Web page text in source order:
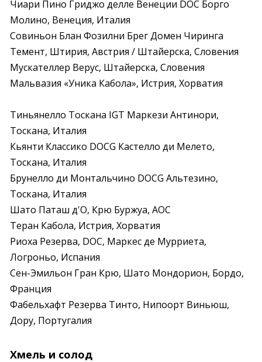
Чиари Пино Гриджо делле Венеции DOC Борго
Молино, Венеция, Италия
Совиньон Блан Фозилни Брег Домен Чиринга
Темент, Штирия, Австрия / Штайерска, Словения
Мускателлер Верус, Штайерска, Словения
Мальвазия «Уника Кабола», Истрия, Хорватия
Тиньянелло Тоскана IGT Маркези Антинори,
Тоскана, Италия
Кьянти Классико DOCG Кастелло ди Мелето,
Тоскана, Италия
Брунелло ди Монтальчино DOCG Альтезино,
Тоскана, Италия
Шато Паташ д'О, Крю Буржуа, AOC
Теран Кабола, Истрия, Хорватия
Риоха Резерва, DOC, Маркес де Мурриета,
Логроньо, Испания
Сен-Эмильон Гран Крю, Шато Мондорион, Бордо,
Франция
Фабельхафт Резерва Тинто, Нипоорт Виньюш,
Дору, Португалия
Хмель и солод